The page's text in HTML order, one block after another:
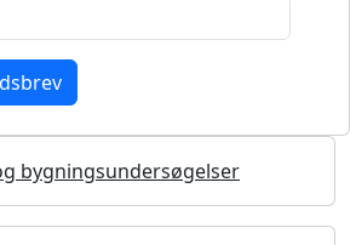
bygningsundersøgelser